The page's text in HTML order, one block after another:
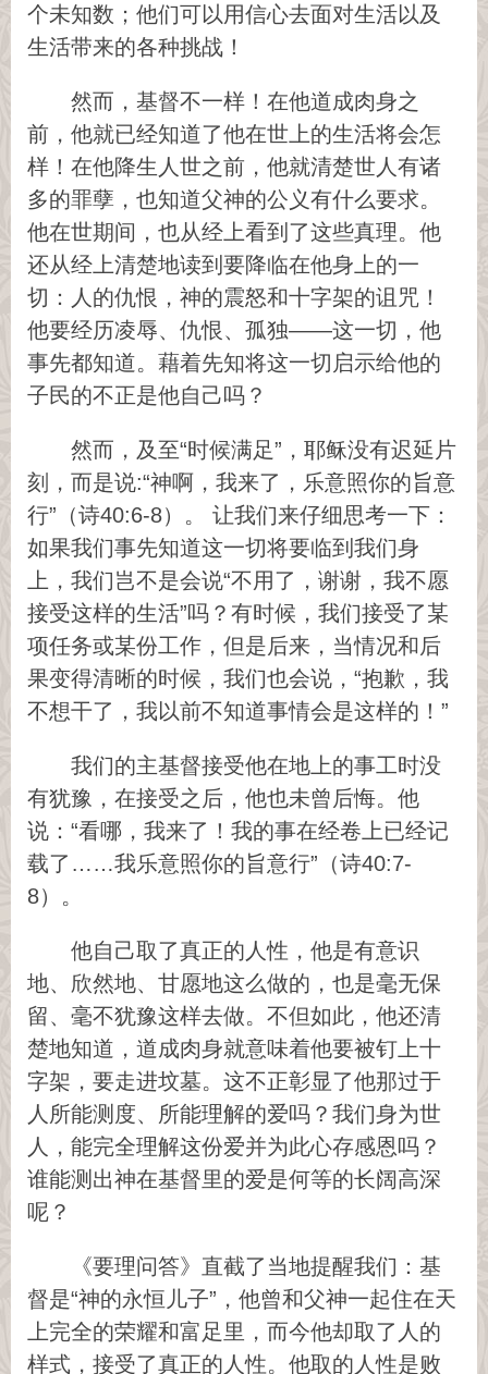
个未知数；他们可以用信心去面对生活以及
生活带来的各种挑战！
然而，基督不一样！在他道成肉身之
前，他就已经知道了他在世上的生活将会怎
样！在他降生人世之前，他就清楚世人有诸
多的罪孽，也知道父神的公义有什么要求。
他在世期间，也从经上看到了这些真理。他
还从经上清楚地读到要降临在他身上的一
切：人的仇恨，神的震怒和十字架的诅咒！
他要经历凌辱、仇恨、孤独——这一切，他
事先都知道。藉着先知将这一切启示给他的
子民的不正是他自己吗？
然而，及至“时候满足”，耶稣没有迟延片
刻，而是说:“神啊，我来了，乐意照你的旨意
行”（诗40:6-8）。 让我们来仔细思考一下：
如果我们事先知道这一切将要临到我们身
上，我们岂不是会说“不用了，谢谢，我不愿
接受这样的生活”吗？有时候，我们接受了某
项任务或某份工作，但是后来，当情况和后
果变得清晰的时候，我们也会说，“抱歉，我
不想干了，我以前不知道事情会是这样的！”
我们的主基督接受他在地上的事工时没
有犹豫，在接受之后，他也未曾后悔。他
说：“看哪，我来了！我的事在经卷上已经记
载了……我乐意照你的旨意行”（诗40:7-
8）。
他自己取了真正的人性，他是有意识
地、欣然地、甘愿地这么做的，也是毫无保
留、毫不犹豫这样去做。不但如此，他还清
楚地知道，道成肉身就意味着他要被钉上十
字架，要走进坟墓。这不正彰显了他那过于
人所能测度、所能理解的爱吗？我们身为世
人，能完全理解这份爱并为此心存感恩吗？
谁能测出神在基督里的爱是何等的长阔高深
呢？
《要理问答》直截了当地提醒我们：基
督是“神的永恒儿子”，他曾和父神一起住在天
上完全的荣耀和富足里，而今他却取了人的
样式，接受了真正的人性。他取的人性是败